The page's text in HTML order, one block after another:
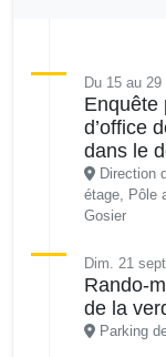
Du 15 au
Enquête
d’office
dans le
Direction
étage, Pôle
Gosier
Dim. 21
Rando-
de la
Parking